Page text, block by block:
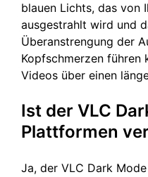
blauen Lichts, das von
ausgestrahlt wird und
Überanstrengung der
Kopfschmerzen führen
Videos über einen
Ist der VLC
Plattformen
Ja, der VLC Dark